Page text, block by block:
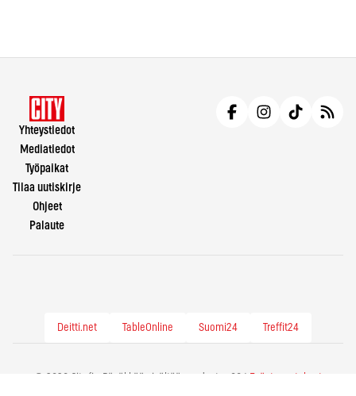
Yhteystiedot
Mediatiedot
Työpaikat
Tilaa uutiskirje
Ohjeet
Palaute
Deitti.net TableOnline Suomi24 Treffit24